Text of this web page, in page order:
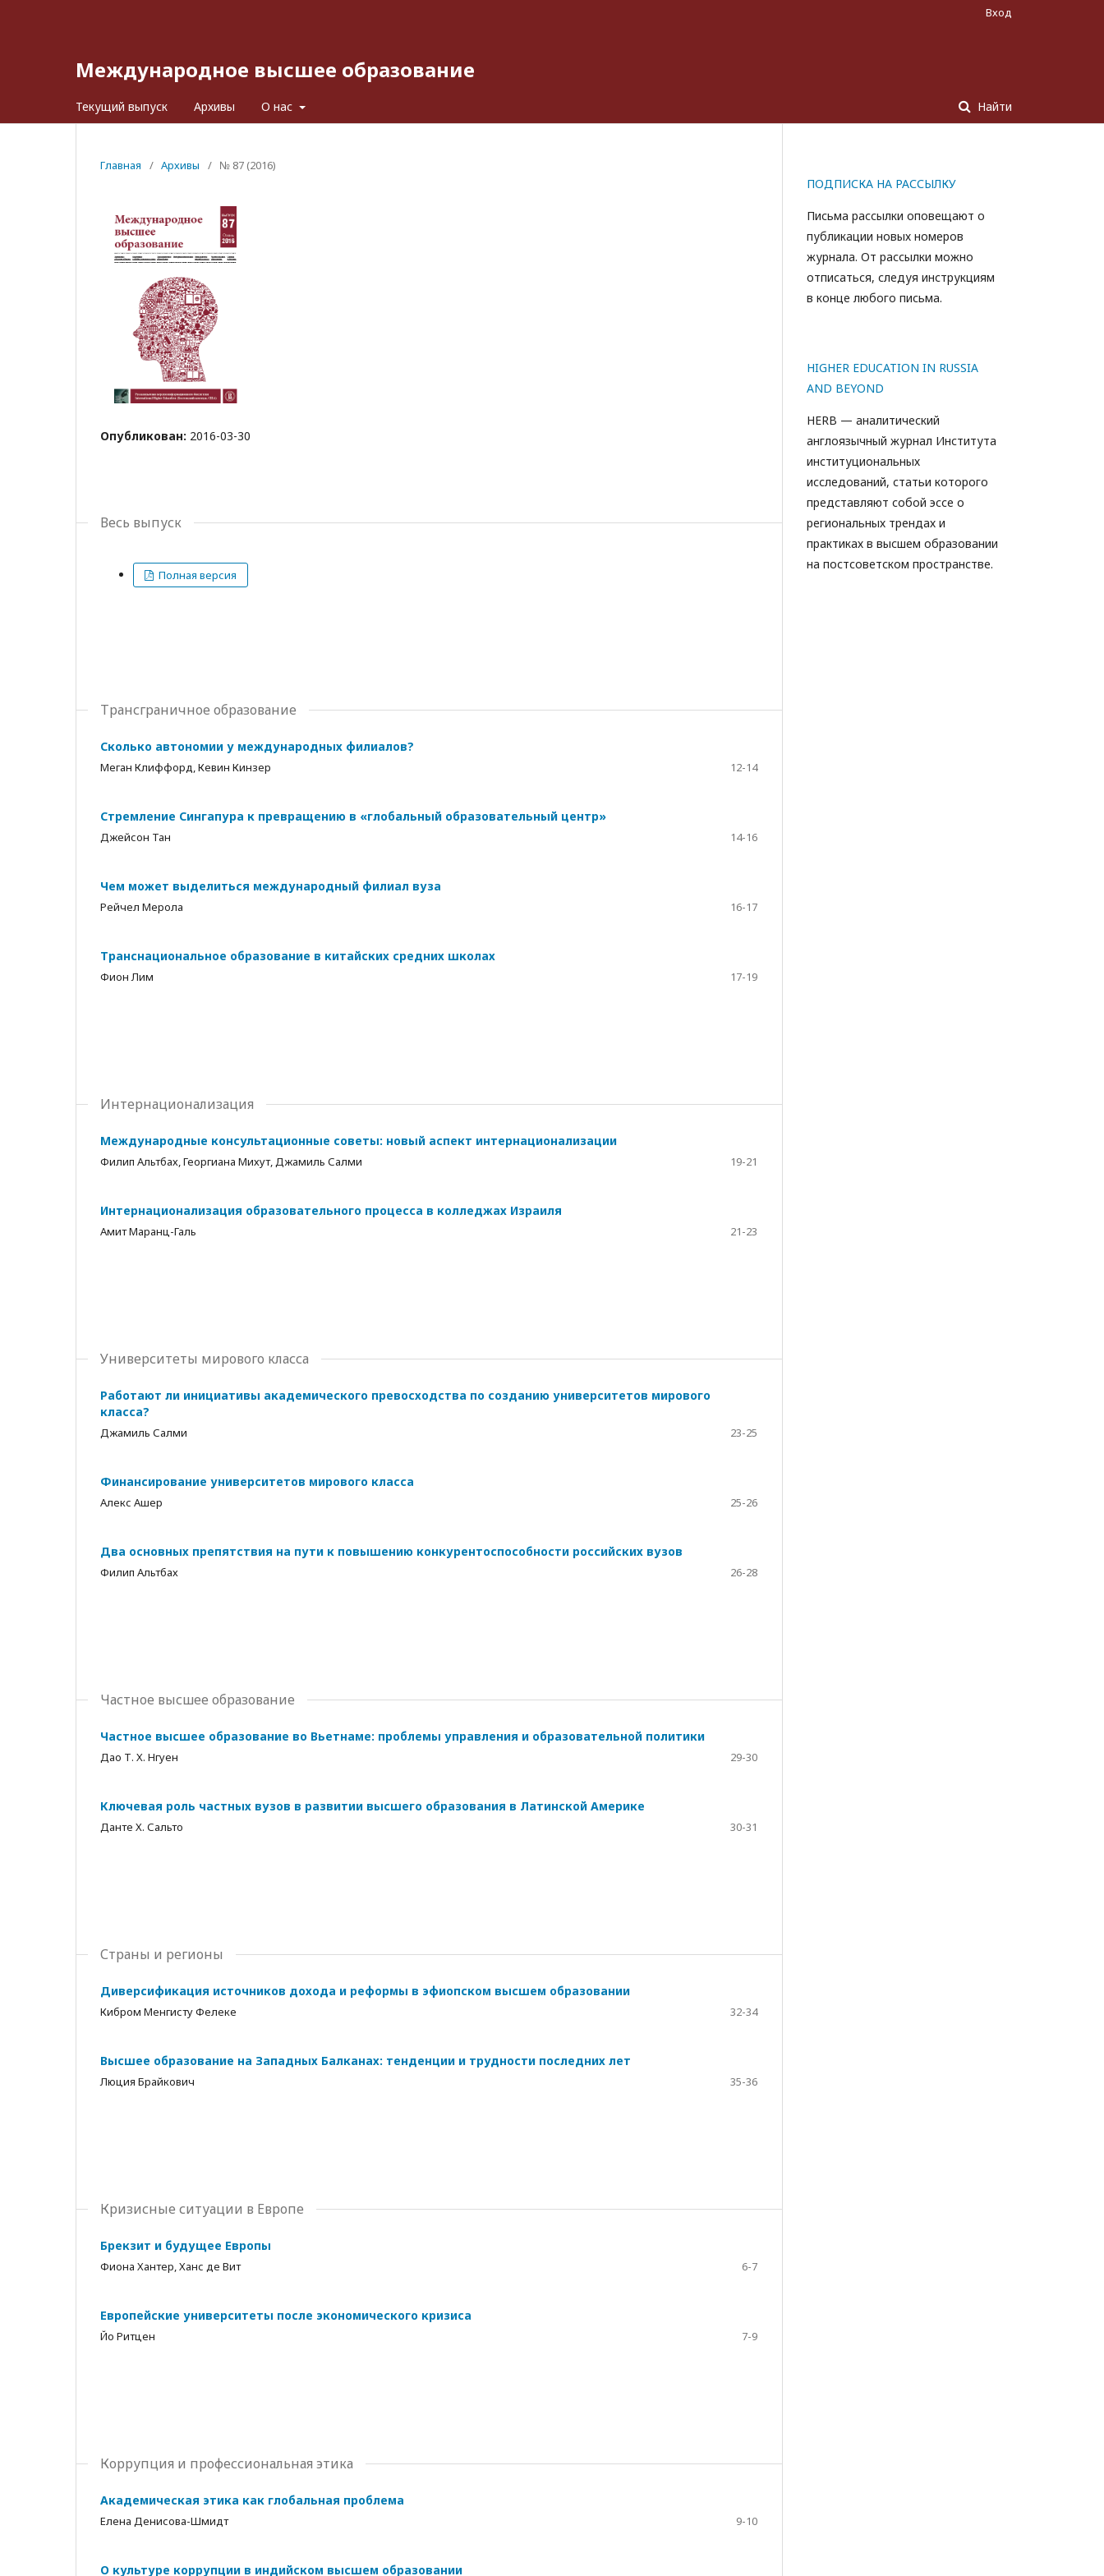
Международное высшее образование
Текущий выпуск Архивы О нас Найти
Вход
Главная / Архивы / № 87 (2016)
Опубликован: 2016-03-30
Весь выпуск
Полная версия
Трансграничное образование
Сколько автономии у международных филиалов?
Меган Клиффорд, Кевин Кинзер 12-14
Стремление Сингапура к превращению в «глобальный образовательный центр»
Джейсон Тан 14-16
Чем может выделиться международный филиал вуза
Рейчел Мерола 16-17
Транснациональное образование в китайских средних школах
Фион Лим 17-19
Интернационализация
Международные консультационные советы: новый аспект интернационализации
Филип Альтбах, Георгиана Михут, Джамиль Салми 19-21
Интернационализация образовательного процесса в колледжах Израиля
Амит Маранц-Галь 21-23
Университеты мирового класса
Работают ли инициативы академического превосходства по созданию университетов мирового
класса?
Джамиль Салми 23-25
Финансирование университетов мирового класса
Алекс Ашер 25-26
Два основных препятствия на пути к повышению конкурентоспособности российских вузов
Филип Альтбах 26-28
Частное высшее образование
Частное высшее образование во Вьетнаме: проблемы управления и образовательной политики
Дао Т. Х. Нгуен 29-30
Ключевая роль частных вузов в развитии высшего образования в Латинской Америке
Данте Х. Сальто 30-31
Страны и регионы
Диверсификация источников дохода и реформы в эфиопском высшем образовании
Кибром Менгисту Фелеке 32-34
Высшее образование на Западных Балканах: тенденции и трудности последних лет
Люция Брайкович 35-36
Кризисные ситуации в Европе
Брекзит и будущее Европы
Фиона Хантер, Ханс де Вит 6-7
Европейские университеты после экономического кризиса
Йо Ритцен 7-9
Коррупция и профессиональная этика
Академическая этика как глобальная проблема
Елена Денисова-Шмидт 9-10
О культуре коррупции в индийском высшем образовании
ПОДПИСКА НА РАССЫЛКУ
Письма рассылки оповещают о
публикации новых номеров
журнала. От рассылки можно
отписаться, следуя инструкциям
в конце любого письма.
HIGHER EDUCATION IN RUSSIA
AND BEYOND
HERB — аналитический
англоязычный журнал Института
институциональных
исследований, статьи которого
представляют собой эссе о
региональных трендах и
практиках в высшем образовании
на постсоветском пространстве.